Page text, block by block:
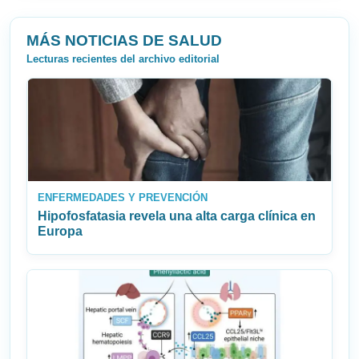
MÁS NOTICIAS DE SALUD
Lecturas recientes del archivo editorial
ENFERMEDADES Y PREVENCIÓN
Hipofosfatasia revela una alta carga clínica en
Europa